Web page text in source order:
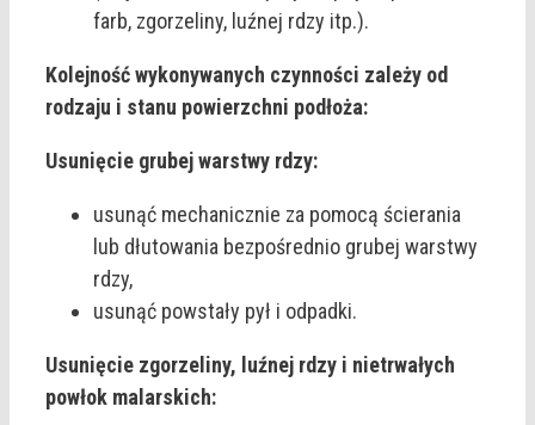
farb, zgorzeliny, luźnej rdzy itp.).
Kolejność wykonywanych czynności zależy od
rodzaju i stanu powierzchni podłoża:
Usunięcie grubej warstwy rdzy:
usunąć mechanicznie za pomocą ścierania
lub dłutowania bezpośrednio grubej warstwy
rdzy,
usunąć powstały pył i odpadki.
Usunięcie zgorzeliny, luźnej rdzy i nietrwałych
powłok malarskich: